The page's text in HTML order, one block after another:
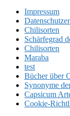
Impressum
Chilisorten
Schärfegrad
Chilisorten
Maraba
test
Bücher über
Synonyme
Capsicum
Cookie-